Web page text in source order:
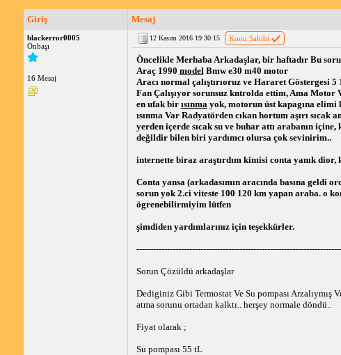
Giriş Mesaj
blackerror0005
Onbaşı
16 Mesaj
12 Kasım 2016 19:30:15 Konu Sahibi
Öncelikle Merhaba Arkadaşlar, bir haftadır Bu
Araç 1990 modelBmw e30 m40 motor
Aracı normal çalıştırıoruz ve Hararet Göstergesi
Fan Çalışıyor sorunsuz kntrolda ettim, Ama
en ufak bir ısınmayok, motorun üst kapagına elimi
ısınma Var Radyatörden cıkan hortum aşırı
yerden içerde sıcak su ve buhar attı arabanın
değildir bilen biri yardımcı olursa çok sevinirim..
internette biraz araştırdım kimisi conta yanık
Conta yansa (arkadasımın aracında basına
sorun yok 2.ci viteste 100 120 km yapan araba. o
ögrenebilirmiyim lütfen
şimdiden yardımlarınız için teşekkürler.
Sorun Çözüldü arkadaşlar
Dediginiz Gibi Termostat Ve Su pompası Arzalıymış
atma sorunu ortadan kalktı.. herşey normale döndü..
Fiyat olarak ;
Su pompası 55 tL